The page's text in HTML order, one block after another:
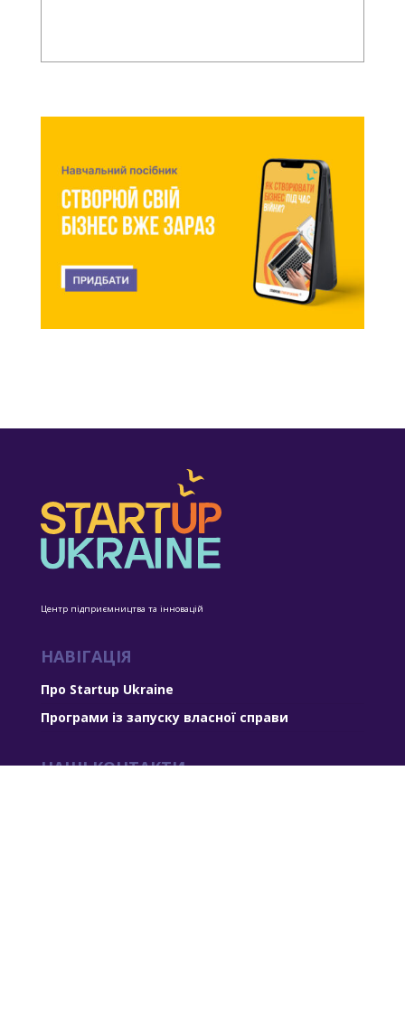
Центр підприємництва та інновацій
НАВІГАЦІЯ
Про Startup Ukraine
Програми із запуску власної справи
НАШІ КОНТАКТИ